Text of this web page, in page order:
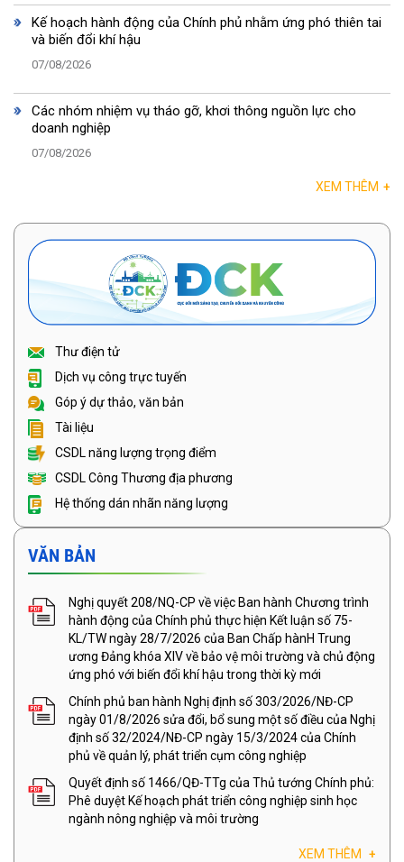
Kế hoạch hành động của Chính phủ nhằm ứng phó thiên tai
và biến đổi khí hậu
07/08/2026
Các nhóm nhiệm vụ tháo gỡ, khơi thông nguồn lực cho
doanh nghiệp
07/08/2026
XEM THÊM +
Thư điện tử
Dịch vụ công trực tuyến
Góp ý dự thảo, văn bản
Tài liệu
CSDL năng lượng trọng điểm
CSDL Công Thương địa phương
Hệ thống dán nhãn năng lượng
VĂN BẢN
Nghị quyết 208/NQ-CP về việc Ban hành Chương trình
hành động của Chính phủ thực hiện Kết luận số 75-
KL/TW ngày 28/7/2026 của Ban Chấp hànH Trung
ương Đảng khóa XIV về bảo vệ môi trường và chủ động
ứng phó với biến đổi khí hậu trong thời kỳ mới
Chính phủ ban hành Nghị định số 303/2026/NĐ-CP
ngày 01/8/2026 sửa đổi, bổ sung một số điều của Nghị
định số 32/2024/NĐ-CP ngày 15/3/2024 của Chính
phủ về quản lý, phát triển cụm công nghiệp
Quyết định số 1466/QĐ-TTg của Thủ tướng Chính phủ:
Phê duyệt Kế hoạch phát triển công nghiệp sinh học
ngành nông nghiệp và môi trường
XEM THÊM +